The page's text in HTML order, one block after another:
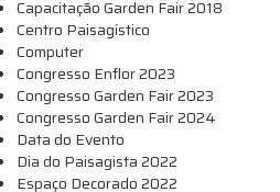
Capacitação Garden Fair 2018
Centro Paisagístico
Computer
Congresso Enflor 2023
Congresso Garden Fair 2023
Congresso Garden Fair 2024
Data do Evento
Dia do Paisagista 2022
Espaço Decorado 2022